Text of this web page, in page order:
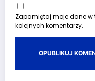
Zapamiętaj moje dane
kolejnych komentarzy.